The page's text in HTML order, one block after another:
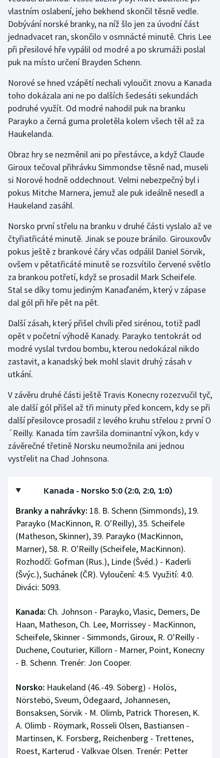
vlastním oslabení, jeho bekhend skončil těsně vedle.
Dobývání norské branky, na níž šlo jen za úvodní část
jednadvacet ran, skončilo v osmnácté minutě. Chris Lee
při přesilové hře vypálil od modré a po skrumáži poslal
puk na místo určení Brayden Schenn.
Norové se hned vzápětí nechali vyloučit znovu a Kanada
toho dokázala ani ne po dalších šedesáti sekundách
podruhé využít. Od modré nahodil puk na branku
Parayko a černá guma proletěla kolem všech těl až za
Haukelanda.
Obraz hry se nezměnil ani po přestávce, a když Claude
Giroux tečoval přihrávku Simmondse těsně nad, museli
si Norové hodně oddechnout. Velmi nebezpečný byl i
pokus Mitche Marnera, jemuž ale puk ideálně nesedl a
Haukeland zasáhl.
Norsko první střelu na branku v druhé části vyslalo až ve
čtyřiatřicáté minutě. Jinak se pouze bránilo. Girouxovův
pokus ještě z brankové čáry včas odpálil Daniel Sörvik,
ovšem v pětatřicáté minutě se rozsvítilo červené světlo
za brankou potřetí, když se prosadil Mark Scheifele.
Stal se díky tomu jediným Kanaďaném, který v zápase
dal gól při hře pět na pět.
Další zásah, který přišel chvíli před sirénou, totiž padl
opět v početní výhodě Kanady. Parayko tentokrát od
modré vyslal tvrdou bombu, kterou nedokázal nikdo
zastavit, a kanadský bek mohl slavit druhý zásah v
utkání.
V závěru druhé části ještě Travis Konecny rozezvučil tyč,
ale další gól přišel až tři minuty před koncem, kdy se při
další přesilovce prosadil z levého kruhu střelou z první O
´Reilly. Kanada tím završila dominantní výkon, kdy v
závěrečné třetině Norsku neumožnila ani jednou
vystřelit na Chad Johnsona.
Kanada - Norsko 5:0 (2:0, 2:0, 1:0)
Branky a nahrávky: 18. B. Schenn (Simmonds), 19.
Parayko (MacKinnon, R. O'Reilly), 35. Scheifele
(Matheson, Skinner), 39. Parayko (MacKinnon,
Marner), 58. R. O'Reilly (Scheifele, MacKinnon).
Rozhodčí: Gofman (Rus.), Linde (Švéd.) - Kaderli
(Švýc.), Suchánek (ČR). Vyloučení: 4:5. Využití: 4:0.
Diváci: 5093.
Kanada: Ch. Johnson - Parayko, Vlasic, Demers, De
Haan, Matheson, Ch. Lee, Morrissey - MacKinnon,
Scheifele, Skinner - Simmonds, Giroux, R. O'Reilly -
Duchene, Couturier, Killorn - Marner, Point, Konecny
- B. Schenn. Trenér: Jon Cooper.
Norsko: Haukeland (46.-49. Söberg) - Holös,
Nörstebö, Sveum, Ödegaard, Johannesen,
Bonsaksen, Sörvik - M. Olimb, Patrick Thoresen, K.
A. Olimb - Röymark, Rosseli Olsen, Bastiansen -
Martinsen, K. Forsberg, Reichenberg - Trettenes,
Roest, Karterud - Valkvae Olsen. Trenér: Petter